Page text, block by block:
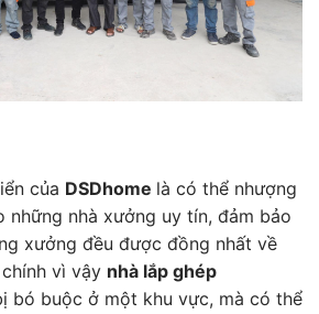
của DSDhome là có thể nhượng
những nhà xưởng uy tín, đảm bảo
xưởng đều được đồng nhất về
vì vậy nhà lắp ghép
bó buộc ở một khu vực, mà có thể